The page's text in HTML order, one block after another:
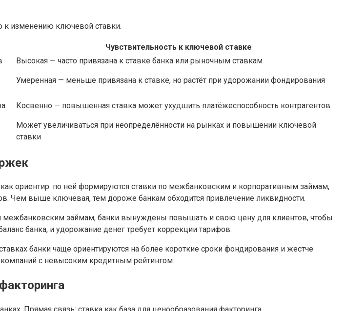
к изменению ключевой ставки.
Чувствительность к ключевой ставке
Высокая — часто привязана к ставке банка или рыночным ставкам
Умеренная — меньше привязана к ставке, но растёт при удорожании фондирования
Косвенно — повышенная ставка может ухудшить платёжеспособность контрагентов
Может увеличиваться при неопределённости на рынках и повышении ключевой
ставки
ориентир: по ней формируются ставки по межбанковским и корпоративным займам,
Чем выше ключевая, тем дороже банкам обходится привлечение ликвидности.
межбанковским займам, банки вынуждены повышать и свою цену для клиентов, чтобы
банка, и удорожание денег требует коррекции тарифов.
банки чаще ориентируются на более короткие сроки фондирования и жестче
с невысоким кредитным рейтингом.